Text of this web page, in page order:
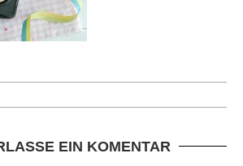
EIN KOMENTAR